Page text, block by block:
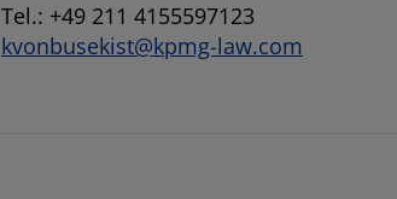
Tel.: +49 211 4155597123
kvonbusekist@kpmg-law.com